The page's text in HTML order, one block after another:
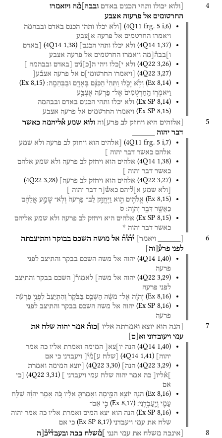
4 [ולוא יכולו ותהי הכנים באדם ובבה]מ֯ה ויואמרו
החרטומים אל פרעוה אצבע
(4Q11 frg. 5 i,6) [ולא יכלו ותהי הכנם באדם ובבהמה
ויאמרו החרטמים אל פרעה א]צבע
(4Q14 1,37) ולא יכלו ותהי הכנם] (4Q14 1,38)
[באדם
ו]בבה֯[מה ויאמרו החרטמים אל פרעה אצבע
(4Q22 3,26) ולא י]כלו ויהי ה כ נ֯ים [באדם ובבהמה
(4Q22 3,27) [ויאמרו החרטומי]ם אל פרעה אצב֯ע[
(Ex 8,14) וְלֹ֣א יָכֹ֑לוּ וַתְּהִי֙ הַכִּנָּ֔ם בָּאָדָ֖ם וּבַבְּהֵמָֽה׃ (Ex 8,15)
וַיֹּאמְר֤וּ הַֽחַרְטֻמִּים֙ אֶל־ פַּרְעֹ֔ה אֶצְבַּ֥ע
(Ex SP 8,14) ולא יכלו ותהי הכנים באדם ובבהמה
(Ex SP 8,15) ויאמרו החרטמים אל פרעה אצבע
5 [אלוהים היא ויחזק לב פרע]וה ולוא שמע א֯ליהמה כאשר
דבר יהוה
(4Q11 frg. 5 i,7) [אלהים הוא ויחזק לב פרעה ולא שמע
אלהם כאשר דבר יהוה
(4Q14 1,38) אלהים הוא ויחזק לב פרעה ולא שמע אלהם
כאשר דבר יהוה
(4Q22 3,27) אלהים הוא ויחזק לב פרעה] (4Q22 3,28)
[ולא שמע א]ל֯יהם כאש֯[ר דבר יהוה
(Ex 8,15) אֱלֹהִ֖ים הִ֑וא וַיֶּחֱזַ֤ק לֵב־ פַּרְעֹה֙ וְלֹֽא־ שָׁמַ֣ע אֲלֵהֶ֔ם
כַּאֲשֶׁ֖ר דִּבֶּ֥ר יְהוָֽה׃ ס
(Ex SP 8,15) אלהים היא ויחזק לב פרעה ולא שמע אליהם
כאשר דבר יהוה *
6 ויאמר] י֯ה֯ו֯ה֯ אל מושה השכם בבוקר והתיצבתה
לפני פרע֯ וה
(4Q14 1,40) יהוה אל משה השכם בבקר והתיצב לפני
פרעה
(4Q22 3,29) יהוה אל משה] לאמור֯[ השכם בבקר והתיצב
לפני פרעה
(Ex 8,16) יְהוָ֜ה אֶל־ מֹשֶׁ֗ה הַשְׁכֵּ֤ם בַּבֹּ֙קֶר֙ וְהִתְיַצֵּב֙ לִפְנֵ֣י פַרְעֹ֔ה
(Ex SP 8,16) יהוה אל משה השכם בבקר והתיצב לפני
פרעה
7 [הנה הוא יוצא ואמרתה אליו ]כוה֯ אמר יהוה שלח את
עמי ויעובדוני וא ם
(4Q14 1,40) הנה יו]צא[ המימה ואמרת אליו כה אמר
יהוה]
(4Q14 1,41) [שלח ע]מ֯י֯[ ויעבדני כי אם
(4Q22 3,29) הנה] (4Q22 3,30) [יוצא המימה ואמרת
]א֯ליו[
כה אמר יהוה שלח עמי ויעבדני (4Q22 3,31)
[כי
אם
(Ex 8,16) הִנֵּ֖ה יוֹצֵ֣א הַמָּ֑יְמָה וְאָמַרְתָּ֣ אֵלָ֗יו כֹּ֚ה אָמַ֣ר יְהוָ֔ה שַׁלַּ֥ח
עַמִּ֖י וְיַֽעַבְדֻֽנִי׃ (Ex 8,17) כִּ֣י אִם־
(Ex SP 8,16) הנה הוא יצא המים ואמרת אליו כה אמר יהוה
שלח את עמי ויעבדני (Ex SP 8,17) כי אם
8 [אינכה משלח את עמי הנני ]מ֯שלח בכה ובעבד֯י֯כ֯[ה